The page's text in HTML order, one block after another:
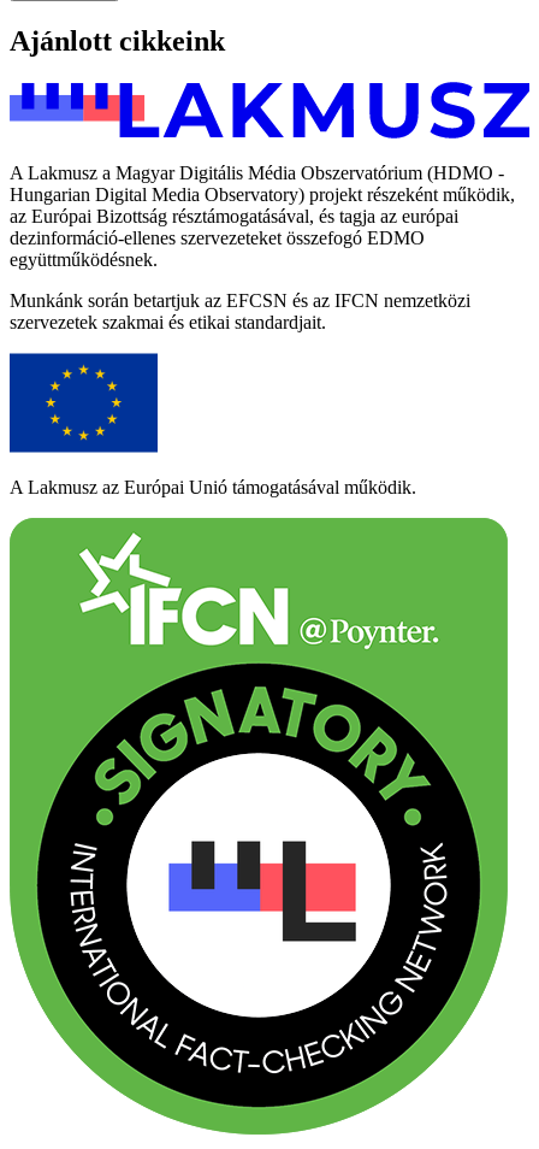
Ajánlott cikkeink
A Lakmusz a Magyar Digitális Média Obszervatórium (HDMO -
Hungarian Digital Media Observatory) projekt részeként működik,
az Európai Bizottság résztámogatásával, és tagja az európai
dezinformáció-ellenes szervezeteket összefogó EDMO
együttműködésnek.
Munkánk során betartjuk az EFCSN és az IFCN nemzetközi
szervezetek szakmai és etikai standardjait.
A Lakmusz az Európai Unió támogatásával működik.